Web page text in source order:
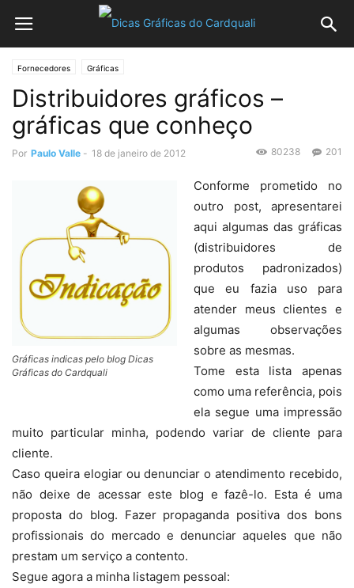
Fornecedores Gráficas
Distribuidores gráficos –
gráficas que conheço
Por Paulo Valle - 18 de janeiro de 2012 201
80238
Gráficas indicas pelo blog Dicas
Gráficas do Cardquali
Conforme prometido no
outro post, apresentarei
aqui algumas das gráficas
(distribuidores de
produtos padronizados)
que eu fazia uso para
atender meus clientes e
algumas observações
sobre as mesmas.
Tome esta lista apenas
como uma referência, pois
ela segue uma impressão
muito particular minha, podendo variar de cliente para
cliente.
Caso queira elogiar ou denunciar o atendimento recebido,
não deixe de acessar este blog e fazê-lo. Esta é uma
proposta do blog. Fazer propaganda positiva dos bons
profissionais do mercado e denunciar aqueles que não
prestam um serviço a contento.
Segue agora a minha listagem pessoal: